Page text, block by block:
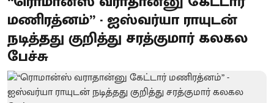
மணிரத்னம்” - ஐஸ்வர்யா ராயுடன்
நடித்தது குறித்து சரத்குமார் கலகல
பேச்சு